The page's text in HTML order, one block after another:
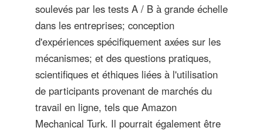
soulevés par les tests A / B à grande échelle
dans les entreprises; conception
d'expériences spécifiquement axées sur les
mécanismes; et des questions pratiques,
scientifiques et éthiques liées à l'utilisation
de participants provenant de marchés du
travail en ligne, tels que Amazon
Mechanical Turk. Il pourrait également être